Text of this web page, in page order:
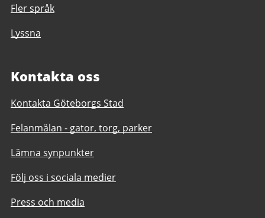
Fler språk
Lyssna
Kontakta oss
Kontakta Göteborgs Stad
Felanmälan - gator, torg, parker
Lämna synpunkter
Följ oss i sociala medier
Press och media